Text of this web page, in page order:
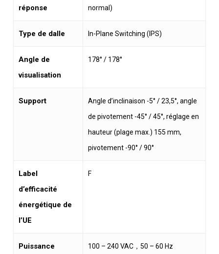
réponse
normal)
Type de dalle In-Plane Switching (IPS)
Angle de
visualisation
178° / 178°
Support
Angle d’inclinaison -5° / 23,5°, angle
de pivotement -45° / 45°, réglage en
hauteur (plage max.) 155 mm,
pivotement -90° / 90°
Label
d’efficacité
énergétique de
l’UE
F
Puissance 100 – 240 VAC，50 – 60 Hz